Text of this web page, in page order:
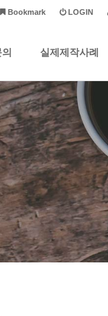
LOGIN
Bookmark
실제제작사례